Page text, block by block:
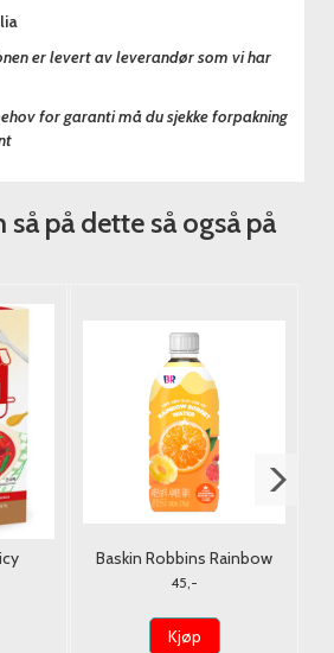
er levert av leverandør som vi har
for garanti må du sjekke forpakning
så på dette så også på
Baskin Robbins Rainbow
Sorbet Water 500ml.
45,-
Kjøp